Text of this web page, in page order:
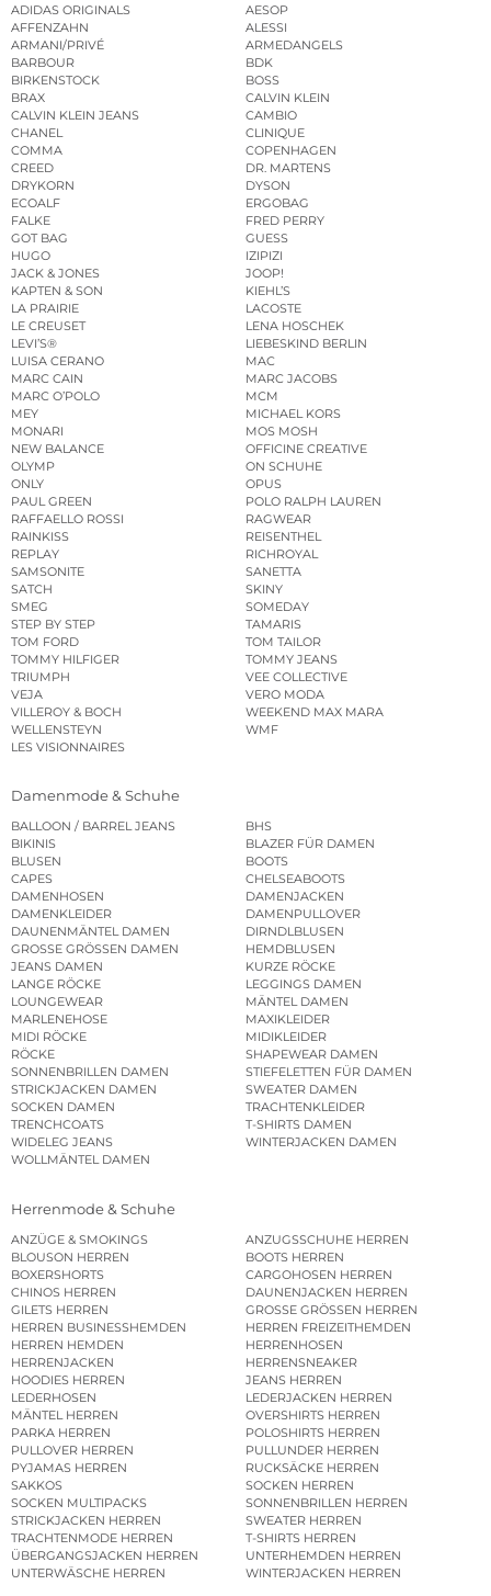
ADIDAS ORIGINALS
AESOP
AFFENZAHN
ALESSI
ARMANI/PRIVÉ
ARMEDANGELS
BARBOUR
BDK
BIRKENSTOCK
BOSS
BRAX
CALVIN KLEIN
CALVIN KLEIN JEANS
CAMBIO
CHANEL
CLINIQUE
COMMA
COPENHAGEN
CREED
DR. MARTENS
DRYKORN
DYSON
ECOALF
ERGOBAG
FALKE
FRED PERRY
GOT BAG
GUESS
HUGO
IZIPIZI
JACK & JONES
JOOP!
KAPTEN & SON
KIEHL’S
LA PRAIRIE
LACOSTE
LE CREUSET
LENA HOSCHEK
LEVI’S®
LIEBESKIND BERLIN
LUISA CERANO
MAC
MARC CAIN
MARC JACOBS
MARC O’POLO
MCM
MEY
MICHAEL KORS
MONARI
MOS MOSH
NEW BALANCE
OFFICINE CREATIVE
OLYMP
ON SCHUHE
ONLY
OPUS
PAUL GREEN
POLO RALPH LAUREN
RAFFAELLO ROSSI
RAGWEAR
RAINKISS
REISENTHEL
REPLAY
RICHROYAL
SAMSONITE
SANETTA
SATCH
SKINY
SMEG
SOMEDAY
STEP BY STEP
TAMARIS
TOM FORD
TOM TAILOR
TOMMY HILFIGER
TOMMY JEANS
TRIUMPH
VEE COLLECTIVE
VEJA
VERO MODA
VILLEROY & BOCH
WEEKEND MAX MARA
WELLENSTEYN
WMF
LES VISIONNAIRES
Damenmode & Schuhe
BALLOON / BARREL JEANS
BHS
BIKINIS
BLAZER FÜR DAMEN
BLUSEN
BOOTS
CAPES
CHELSEABOOTS
DAMENHOSEN
DAMENJACKEN
DAMENKLEIDER
DAMENPULLOVER
DAUNENMÄNTEL DAMEN
DIRNDLBLUSEN
GROSSE GRÖSSEN DAMEN
HEMDBLUSEN
JEANS DAMEN
KURZE RÖCKE
LANGE RÖCKE
LEGGINGS DAMEN
LOUNGEWEAR
MÄNTEL DAMEN
MARLENEHOSE
MAXIKLEIDER
MIDI RÖCKE
MIDIKLEIDER
RÖCKE
SHAPEWEAR DAMEN
SONNENBRILLEN DAMEN
STIEFELETTEN FÜR DAMEN
STRICKJACKEN DAMEN
SWEATER DAMEN
SOCKEN DAMEN
TRACHTENKLEIDER
TRENCHCOATS
T-SHIRTS DAMEN
WIDELEG JEANS
WINTERJACKEN DAMEN
WOLLMÄNTEL DAMEN
Herrenmode & Schuhe
ANZÜGE & SMOKINGS
ANZUGSSCHUHE HERREN
BLOUSON HERREN
BOOTS HERREN
BOXERSHORTS
CARGOHOSEN HERREN
CHINOS HERREN
DAUNENJACKEN HERREN
GILETS HERREN
GROSSE GRÖSSEN HERREN
HERREN BUSINESSHEMDEN
HERREN FREIZEITHEMDEN
HERREN HEMDEN
HERRENHOSEN
HERRENJACKEN
HERRENSNEAKER
HOODIES HERREN
JEANS HERREN
LEDERHOSEN
LEDERJACKEN HERREN
MÄNTEL HERREN
OVERSHIRTS HERREN
PARKA HERREN
POLOSHIRTS HERREN
PULLOVER HERREN
PULLUNDER HERREN
PYJAMAS HERREN
RUCKSÄCKE HERREN
SAKKOS
SOCKEN HERREN
SOCKEN MULTIPACKS
SONNENBRILLEN HERREN
STRICKJACKEN HERREN
SWEATER HERREN
TRACHTENMODE HERREN
T-SHIRTS HERREN
ÜBERGANGSJACKEN HERREN
UNTERHEMDEN HERREN
UNTERWÄSCHE HERREN
WINTERJACKEN HERREN